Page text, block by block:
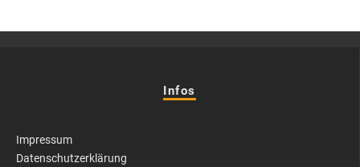
Infos
Impressum
Datenschutzerklärung